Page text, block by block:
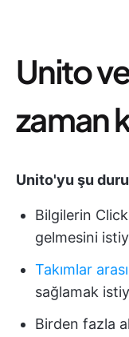
Unito
zaman
Unito'yu şu
Bilgilerin
gelmesini
Takımlar
sağlamak
Birden fazla